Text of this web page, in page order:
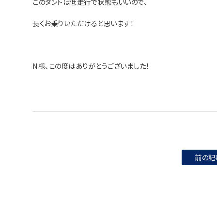
長くお乗りいただけると思います！
N様、この度はありがとうございました！
前の